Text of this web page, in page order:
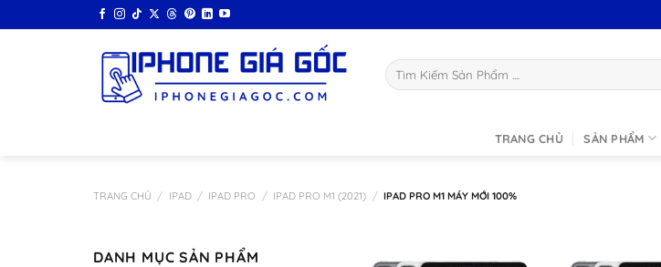
qua
Tìm
kiếm:
TRANG CHỦ SẢN PHẨM
TRANG CHỦ / IPAD / IPAD PRO / IPAD PRO M1 (2021) / IPAD PRO M1 MÁY MỚI 100%
DANH MỤC SẢN PHẨM